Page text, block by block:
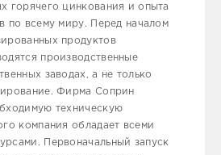
горячего цинкования и опыта
по всему миру. Перед началом
продуктов
производственные
заводах, а не только
Фирма Соприн
техническую
компания обладает всеми
Первоначальный запуск